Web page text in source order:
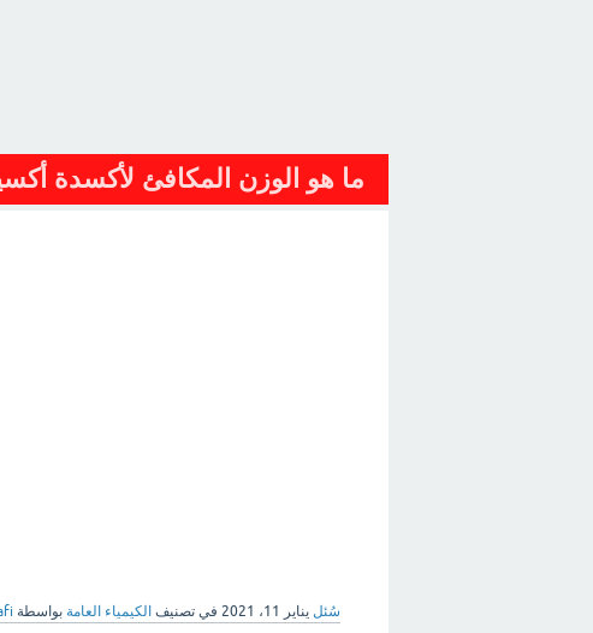
ما هو الوزن المكافئ لأكسدة
سُئل يناير 11، 2021 في تصنيف الكيمياء العامة بواسطة